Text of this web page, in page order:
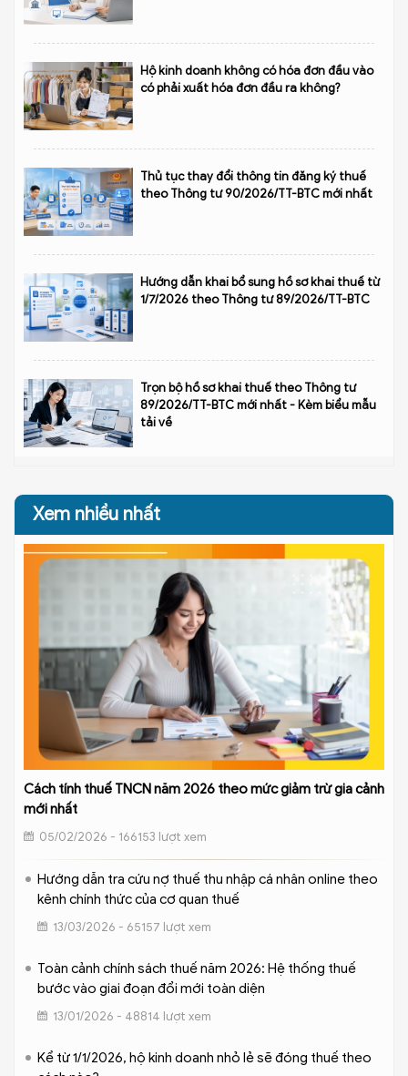
Hộ kinh doanh không có hóa đơn đầu vào
có phải xuất hóa đơn đầu ra không?
Thủ tục thay đổi thông tin đăng ký thuế
theo Thông tư 90/2026/TT-BTC mới nhất
Hướng dẫn khai bổ sung hồ sơ khai thuế từ
1/7/2026 theo Thông tư 89/2026/TT-BTC
Trọn bộ hồ sơ khai thuế theo Thông tư
89/2026/TT-BTC mới nhất - Kèm biểu mẫu
tải về
Xem nhiều nhất
Cách tính thuế TNCN năm 2026 theo mức giảm trừ gia cảnh
mới nhất
05/02/2026 - 166153 lượt xem
Hướng dẫn tra cứu nợ thuế thu nhập cá nhân online theo
kênh chính thức của cơ quan thuế
13/03/2026 - 65157 lượt xem
Toàn cảnh chính sách thuế năm 2026: Hệ thống thuế
bước vào giai đoạn đổi mới toàn diện
13/01/2026 - 48814 lượt xem
Kể từ 1/1/2026, hộ kinh doanh nhỏ lẻ sẽ đóng thuế theo